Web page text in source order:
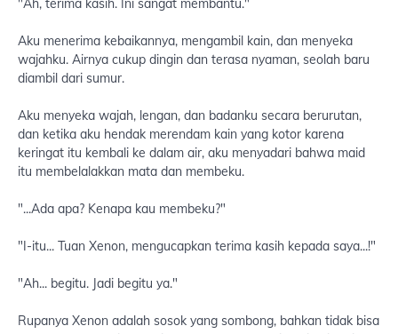
"Ah, terima kasih. Ini sangat membantu."
Aku menerima kebaikannya, mengambil kain, dan menyeka
wajahku. Airnya cukup dingin dan terasa nyaman, seolah baru
diambil dari sumur.
Aku menyeka wajah, lengan, dan badanku secara berurutan,
dan ketika aku hendak merendam kain yang kotor karena
keringat itu kembali ke dalam air, aku menyadari bahwa maid
itu membelalakkan mata dan membeku.
"...Ada apa? Kenapa kau membeku?"
"I-itu... Tuan Xenon, mengucapkan terima kasih kepada saya...!"
"Ah... begitu. Jadi begitu ya."
Rupanya Xenon adalah sosok yang sombong, bahkan tidak bisa